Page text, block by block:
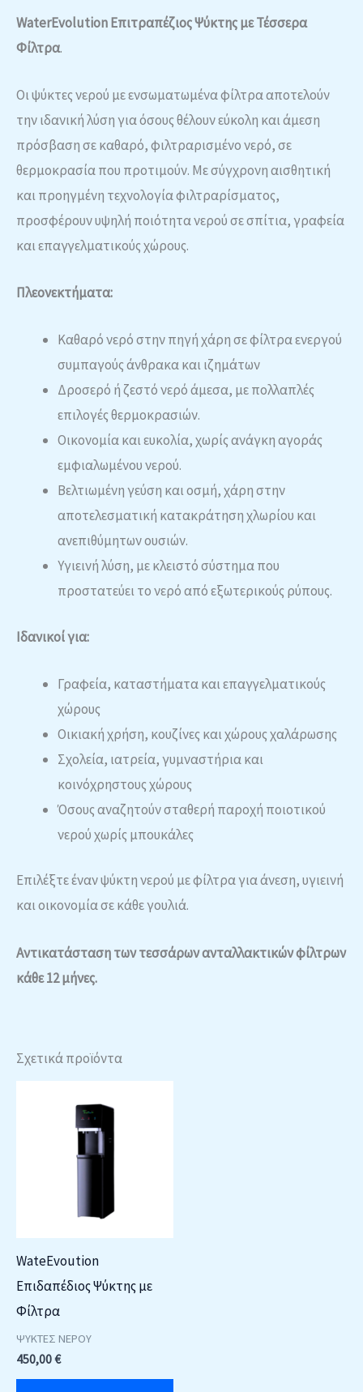
WaterEvolution Επιτραπέζιος Ψύκτης με Τέσσερα
Φίλτρα.
Οι ψύκτες νερού με ενσωματωμένα φίλτρα αποτελούν
την ιδανική λύση για όσους θέλουν εύκολη και άμεση
πρόσβαση σε καθαρό, φιλτραρισμένο νερό, σε
θερμοκρασία που προτιμούν. Με σύγχρονη αισθητική
και προηγμένη τεχνολογία φιλτραρίσματος,
προσφέρουν υψηλή ποιότητα νερού σε σπίτια, γραφεία
και επαγγελματικούς χώρους.
Πλεονεκτήματα:
Καθαρό νερό στην πηγή χάρη σε φίλτρα ενεργού
συμπαγούς άνθρακα και ιζημάτων
Δροσερό ή ζεστό νερό άμεσα, με πολλαπλές
επιλογές θερμοκρασιών.
Οικονομία και ευκολία, χωρίς ανάγκη αγοράς
εμφιαλωμένου νερού.
Βελτιωμένη γεύση και οσμή, χάρη στην
αποτελεσματική κατακράτηση χλωρίου και
ανεπιθύμητων ουσιών.
Υγιεινή λύση, με κλειστό σύστημα που
προστατεύει το νερό από εξωτερικούς ρύπους.
Ιδανικοί για:
Γραφεία, καταστήματα και επαγγελματικούς
χώρους
Οικιακή χρήση, κουζίνες και χώρους χαλάρωσης
Σχολεία, ιατρεία, γυμναστήρια και
κοινόχρηστους χώρους
Όσους αναζητούν σταθερή παροχή ποιοτικού
νερού χωρίς μπουκάλες
Επιλέξτε έναν ψύκτη νερού με φίλτρα για άνεση, υγιεινή
και οικονομία σε κάθε γουλιά.
Αντικατάσταση των τεσσάρων ανταλλακτικών φίλτρων
κάθε 12 μήνες.
Σχετικά προϊόντα
WateEvoution
Επιδαπέδιος Ψύκτης με
Φίλτρα
ΨΥΚΤΕΣ ΝΕΡΟΥ
450,00€